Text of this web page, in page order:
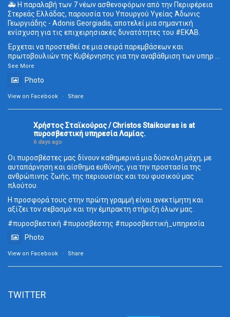
🚑 Η παραλαβή των 7 νέων ασθενοφόρων από την Περιφέρεια
Στερεάς Ελλάδας, παρουσία του Υπουργού Υγείας Άδωνις
Γεωργιάδης - Adonis Georgiadis, αποτελεί μια σημαντική
ενίσχυση για τις επιχειρησιακές δυνατότητες του #ΕΚΑΒ.
Έρχεται να προστεθεί σε μια σειρά παρεμβάσεων και
πρωτοβουλιών της Κυβέρνησης για την αναβάθμιση των υπηρ ...
See More
Photo
View on Facebook · Share
Χρήστος Σταϊκούρας / Christos Staikouras is at
πυροσβεστική υπηρεσία Λαμίας.
6 days ago
Οι πυροσβέστες μας δίνουν καθημερινά μια δύσκολη μάχη, με
αυταπάρνηση και αίσθημα ευθύνης, για την προστασία της
ανθρώπινης ζωής, της περιουσίας και του φυσικού μας
πλούτου.
Η προσφορά τους στην πρώτη γραμμή είναι ανεκτίμητη και
αξίζει τον σεβασμό και την έμπρακτη στήριξη όλων μας.
#πυροσβεστική #πυροσβέστης #πυροσβεστική_ υπηρεσία
Photo
View on Facebook · Share
TWITTER